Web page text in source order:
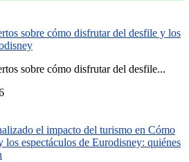
sobre cómo disfrutar del desfile y los
sobre cómo disfrutar del desfile...
el impacto del turismo en Cómo
los espectáculos de Eurodisney: quiénes